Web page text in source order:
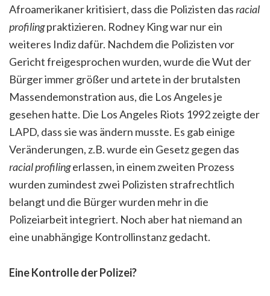
Afroamerikaner kritisiert, dass die Polizisten dasracial
profilingpraktizieren. Rodney King war nur ein
weiteres Indiz dafür. Nachdem die Polizisten vor
Gericht freigesprochen wurden, wurde die Wut der
Bürger immer größer und artete in der brutalsten
Massendemonstration aus, die Los Angeles je
gesehen hatte. Die Los Angeles Riots 1992 zeigte der
LAPD, dass sie was ändern musste. Es gab einige
Veränderungen, z.B. wurde ein Gesetz gegen das
racial profilingerlassen, in einem zweiten Prozess
wurden zumindest zwei Polizisten strafrechtlich
belangt und die Bürger wurden mehr in die
Polizeiarbeit integriert. Noch aber hat niemand an
eine unabhängige Kontrollinstanz gedacht.
Eine Kontrolle der Polizei?